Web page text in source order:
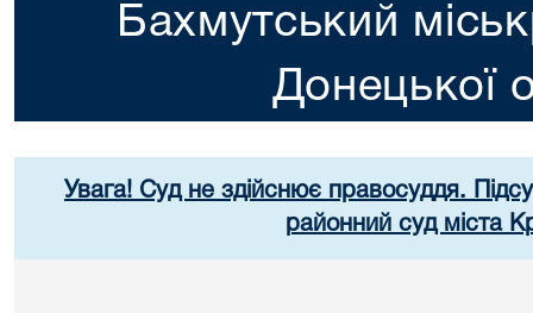
Бахмутський
Донецької
Увага! Суд не здійснює правосуддя.
районний суд міста